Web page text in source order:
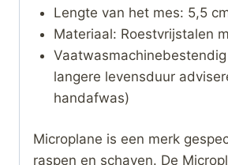
Lengte van het mes: 5,5
Materiaal: Roestvrijstalen
langere levensduur
handafwas)
Microplane is een merk
raspen en schaven. De